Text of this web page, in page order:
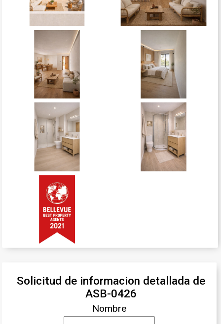
Solicitud de informacion detallada de
ASB-0426
Nombre